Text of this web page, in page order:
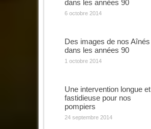
dans les années 90
6 octobre 2014
Des images de nos Aînés
dans les années 90
1 octobre 2014
Une intervention longue et
fastidieuse pour nos
pompiers
24 septembre 2014